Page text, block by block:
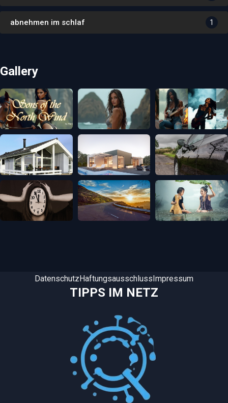
abnehmen im schlaf 1
Gallery
TIPPS IM NETZ
DatenschutzHaftungsausschlussImpressum